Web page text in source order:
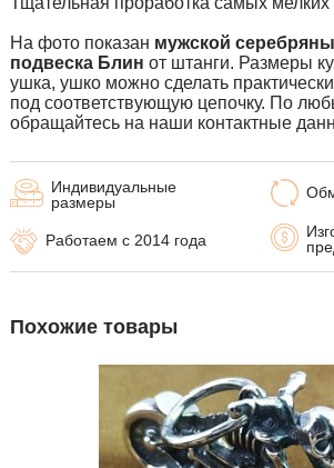
Любую подвеску можно дополнить
На фото показан мужской
подвеска Блин от штанги. Размеры
ушка, ушко можно сделать
под соответствующую цепочку. По
обращайтесь на наши контактные
Индивидуальные
размеры
Работаем с 2014 года
Похожие товары